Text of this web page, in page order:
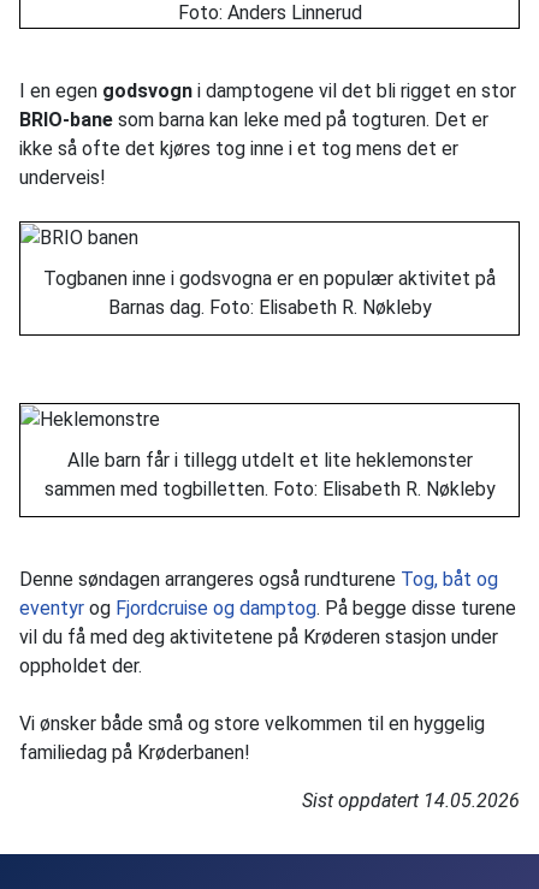
Foto: Anders Linnerud
I en egen godsvogn i damptogene vil det bli rigget en stor
BRIO-bane som barna kan leke med på togturen. Det er
ikke så ofte det kjøres tog inne i et tog mens det er
underveis!
Togbanen inne i godsvogna er en populær aktivitet på
Barnas dag. Foto: Elisabeth R. Nøkleby
Alle barn får i tillegg utdelt et lite heklemonster
sammen med togbilletten. Foto: Elisabeth R. Nøkleby
Denne søndagen arrangeres også rundturene Tog, båt og
eventyr og Fjordcruise og damptog. På begge disse turene
vil du få med deg aktivitetene på Krøderen stasjon under
oppholdet der.
Vi ønsker både små og store velkommen til en hyggelig
familiedag på Krøderbanen!
Sist oppdatert 14.05.2026